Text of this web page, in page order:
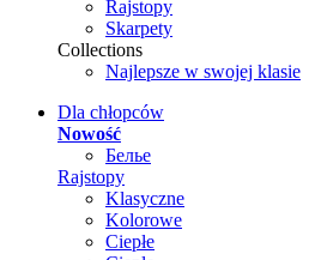
Rajstopy
Skarpety
Collections
Najlepsze w swojej klasie
Dla chłopców
Nowość
Белье
Rajstopy
Klasyczne
Kolorowe
Ciepłe